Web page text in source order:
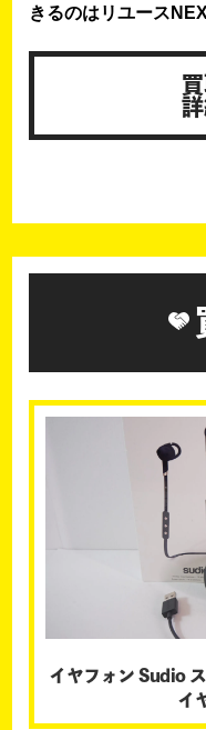
きるのはリユース
イヤフォン Sudio
イ